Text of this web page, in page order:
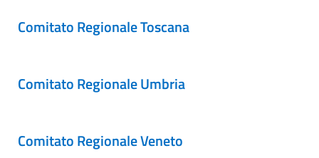
Comitato Regionale Toscana
Comitato Regionale Umbria
Comitato Regionale Veneto